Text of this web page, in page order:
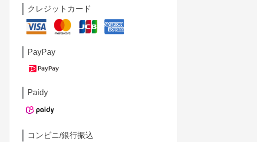
クレジットカード
PayPay
Paidy
コンビニ/銀行振込